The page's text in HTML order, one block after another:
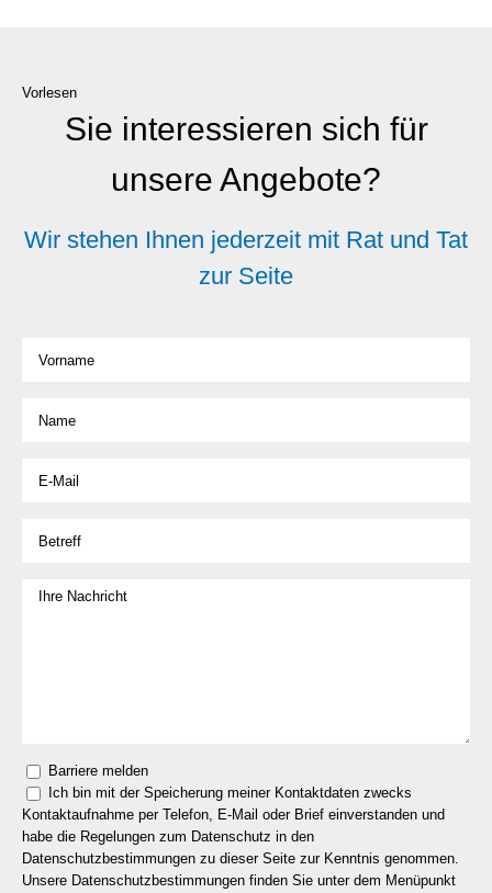
Vorlesen
Sie interessieren sich für
unsere Angebote?
Wir stehen Ihnen jederzeit mit Rat und Tat
zur Seite
Barriere melden
Ich bin mit der Speicherung meiner Kontaktdaten zwecks
Kontaktaufnahme per Telefon, E-Mail oder Brief einverstanden und
habe die Regelungen zum Datenschutz in den
Datenschutzbestimmungen zu dieser Seite zur Kenntnis genommen.
Unsere Datenschutzbestimmungen finden Sie unter dem Menüpunkt